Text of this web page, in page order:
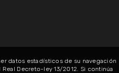
datos estadísticos de su navegación
Decreto-ley 13/2012. Si continúa